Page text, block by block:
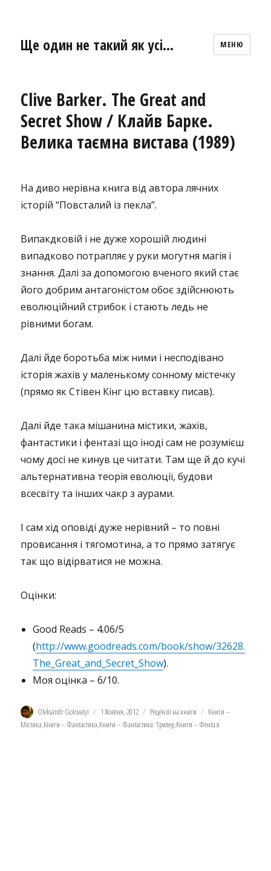
Ще один не такий як усі… МЕНЮ
Clive Barker. The Great and
Secret Show / Клайв Барке.
Велика таємна вистава (1989)
На диво нерівна книга від автора лячних
історій “Повсталий із пекла”.
Випакдковій і не дуже хорошій людині
випадково потрапляє у руки могутня магія і
знання. Далі за допомогою вченого який стає
його добрим антагоністом обоє здійснюють
еволюційний стрибок і стають ледь не
рівними богам.
Далі йде боротьба між ними і несподівано
історія жахів у маленькому сонному містечку
(прямо як Стівен Кінг цю вставку писав).
Далі йде така мішанина містики, жахів,
фантастики і фентазі що іноді сам не розумієш
чому досі не кинув це читати. Там ще й до кучі
альтернативна теорія еволюції, будови
всесвіту та інших чакр з аурами.
І сам хід оповіді дуже нерівний – то повні
провисання і тягомотина, а то прямо затягує
так що відірватися не можна.
Оцінки:
Good Reads – 4.06/5
(http://www.goodreads.com/book/show/32628.
The_Great_and_Secret_Show).
Моя оцінка – 6/10.
Автор
Oleksandr Golovatyi Оприлюднено
1 Жовтня, 2012 Категорії
Рецензії на книги Позначки
Книги –
Містика,Книги – Фантастика,Книги – Фантастика: Трилер,Книги – Фентазі